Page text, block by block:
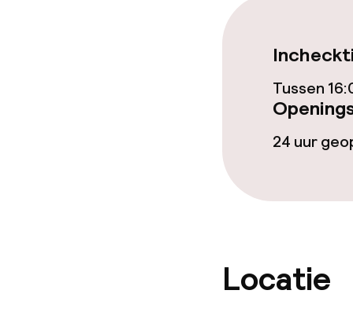
Faciliteiten
Tussen
24 uur
Locatie